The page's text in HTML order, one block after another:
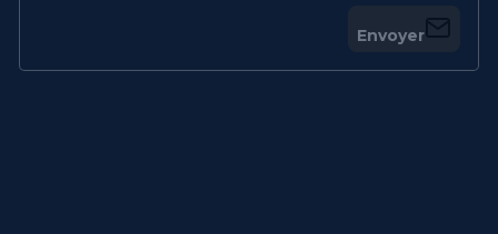
Envoyer